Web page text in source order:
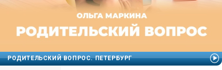
РОДИТЕЛЬСКИЙ ВОПРОС. ПЕТЕРБУРГ